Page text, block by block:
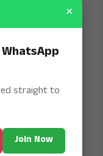
×
straight to
Join Now